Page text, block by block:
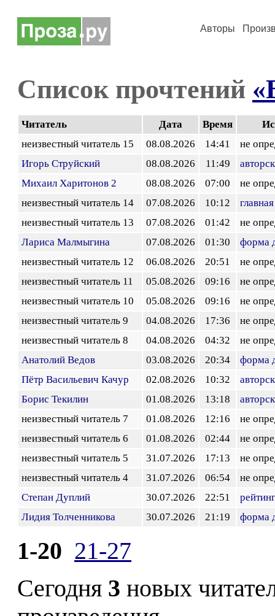
Авторы
Список прочтений
Читатель Дата Время
неизвестный читатель 15
08.08.2026 14:41
не
Игорь Струйский
08.08.2026 11:49
Михаил Харитонов 2
08.08.2026 07:00
не
неизвестный читатель 14
07.08.2026 10:12
неизвестный читатель 13
07.08.2026 01:42
не
Лариса Малмыгина
07.08.2026 01:30
форма
неизвестный читатель 12
06.08.2026 20:51
не
неизвестный читатель 11
05.08.2026 09:16
не
неизвестный читатель 10
05.08.2026 09:16
не
неизвестный читатель 9
04.08.2026 17:36
не
неизвестный читатель 8
04.08.2026 04:32
не
Анатолий Ведов
03.08.2026 20:34
форма
Пётр Васильевич Качур
02.08.2026 10:32
Борис Текилин
01.08.2026 13:18
неизвестный читатель 7
01.08.2026 12:16
не
неизвестный читатель 6
01.08.2026 02:44
не
неизвестный читатель 5
31.07.2026 17:13
не
неизвестный читатель 4
31.07.2026 06:54
не
Степан Дуплий
30.07.2026 22:51
рейтинг
Лидия Толченникова
30.07.2026 21:19 форма
1-20 21-27
Сегодня 3 новых